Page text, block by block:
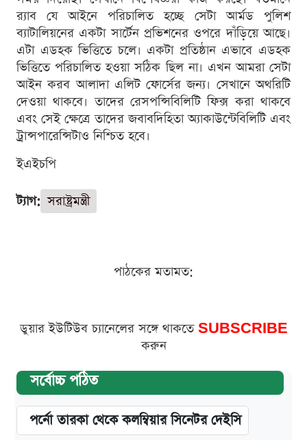
র‍্যাব যে আইনে পরিচালিত হচ্ছে সেটা আর্মড পুলিশ
ব্যাটালিয়নের একটা সার্টেন প্রভিশনের ওপরে দাঁড়িয়ে আছে।
এটা এডহক ভিত্তিতে চলে। একটা প্রতিষ্ঠান এভাবে এডহক
ভিত্তিতে পরিচালিত হওয়া সঠিক ছিল না। এখন আমরা সেটা
আইন করব আলাদা এলিট ফোর্সের জন্য। সেখানে অথরিটি
দেওয়া থাকবে। তাদের রেসপন্সিবিলিটি ফিক্স করা থাকবে
এবং সেই ক্ষেত্রে তাদের জবাবদিহিতা অ্যাকাউন্টেবিলিটি এবং
ট্রান্সপারেন্সিটাও নিশ্চিত হবে।
ইএইচপি
ট্যাগ: সরাষ্ট্রমন্ত্রী
পাঠকের মতামত:
ডুয়ার ইউটিউব চ্যানেলের সঙ্গে থাকতে SUBSCRIBE
করুন
সর্বোচ্চ পঠিত
পর্নো তারকা থেকে কলম্বিয়ার সিনেটর দেইসি